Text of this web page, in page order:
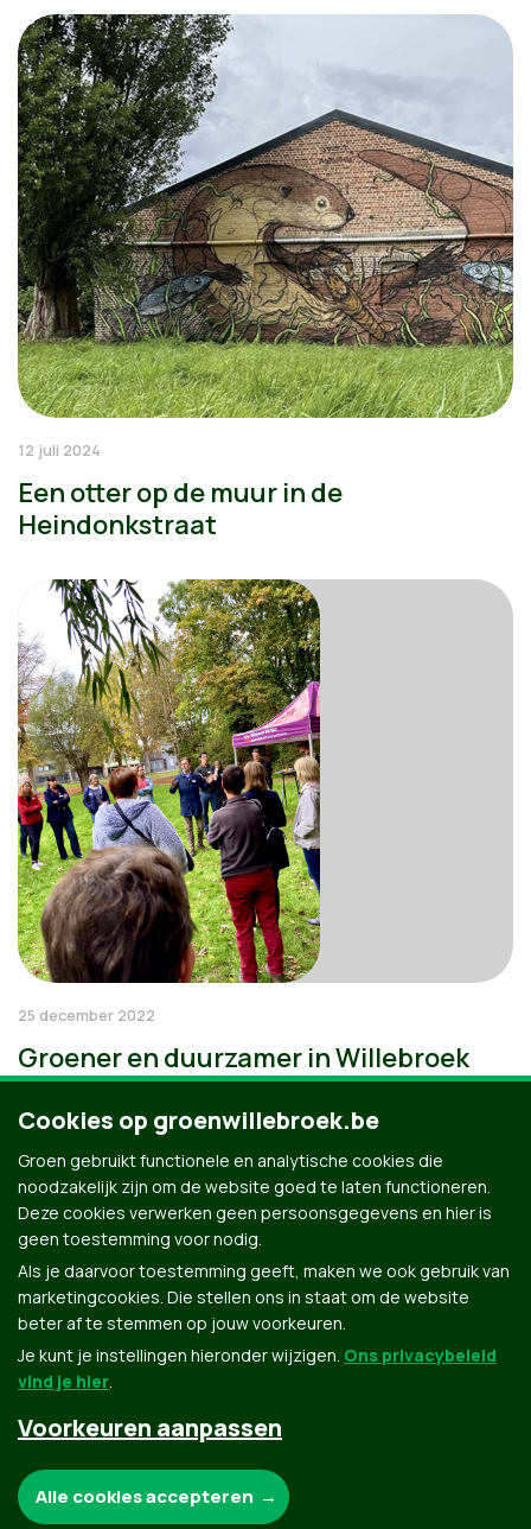
12 juli 2024
Een otter op de muur in de
Heindonkstraat
25 december 2022
Groener en duurzamer in Willebroek
Groen.be
Cookies op groenwillebroek.be
Groen gebruikt functionele en analytische cookies die
noodzakelijk zijn om de website goed te laten functioneren.
Deze cookies verwerken geen persoonsgegevens en hier is
geen toestemming voor nodig.
Als je daarvoor toestemming geeft, maken we ook gebruik van
marketingcookies. Die stellen ons in staat om de website
beter af te stemmen op jouw voorkeuren.
Je kunt je instellingen hieronder wijzigen. Ons privacybeleid
vind je hier.
Voorkeuren aanpassen
Alle cookies accepteren